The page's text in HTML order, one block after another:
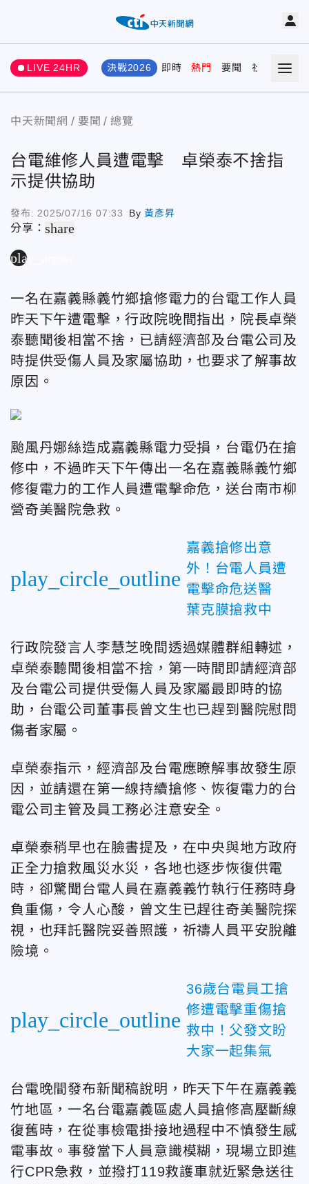
LIVE 24HR 決戰2026 即時 熱門 要聞 社會 娛樂
中天新聞網 要聞 總覽
台電維修人員遭電擊 卓榮泰不捨指
示提供協助
發布: 2025/07/16 07:33 By黃彥昇
分享：share
play_arrow
一名在嘉義縣義竹鄉搶修電力的台電工作人員
昨天下午遭電擊，行政院晚間指出，院長卓榮
泰聽聞後相當不捨，已請經濟部及台電公司及
時提供受傷人員及家屬協助，也要求了解事故
原因。
颱風丹娜絲造成嘉義縣電力受損，台電仍在搶
修中，不過昨天下午傳出一名在嘉義縣義竹鄉
修復電力的工作人員遭電擊命危，送台南市柳
營奇美醫院急救。
play_circle_outline
嘉義搶修出意
外！台電人員遭
電擊命危送醫
葉克膜搶救中
行政院發言人李慧芝晚間透過媒體群組轉述，
卓榮泰聽聞後相當不捨，第一時間即請經濟部
及台電公司提供受傷人員及家屬最即時的協
助，台電公司董事長曾文生也已趕到醫院慰問
傷者家屬。
卓榮泰指示，經濟部及台電應瞭解事故發生原
因，並請還在第一線持續搶修、恢復電力的台
電公司主管及員工務必注意安全。
卓榮泰稍早也在臉書提及，在中央與地方政府
正全力搶救風災水災，各地也逐步恢復供電
時，卻驚聞台電人員在嘉義義竹執行任務時身
負重傷，令人心酸，曾文生已趕往奇美醫院探
視，也拜託醫院妥善照護，祈禱人員平安脫離
險境。
play_circle_outline
36歲台電員工搶
修遭電擊重傷搶
救中！父發文盼
大家一起集氣
台電晚間發布新聞稿說明，昨天下午在嘉義義
竹地區，一名台電嘉義區處人員搶修高壓斷線
復舊時，在從事檢電掛接地過程中不慎發生感
電事故。事發當下人員意識模糊，現場立即進
行CPR急救，並撥打119救護車就近緊急送往